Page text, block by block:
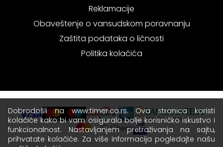
Reklamacije
Obaveštenje o vansudskom poravnanju
Zaštita podataka o ličnosti
Politika kolačića
Dobrodošli na www.timer.co.rs. Ova stranica koristi
kolačiće kako bi vam osigurala bolje korisničko iskustvo i
funkcionalnost. Nastavljanjem pretraživanja na sajtu,
prihvatate kolačiće. Za više informacija pogledajte našu